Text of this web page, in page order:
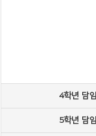
4학년 담임
5학년 담임